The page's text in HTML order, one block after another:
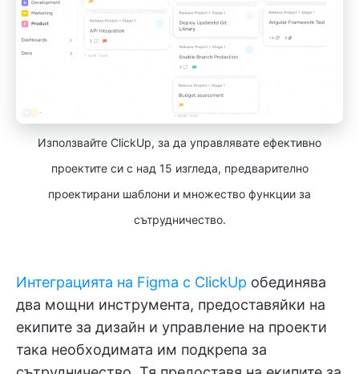
Използвайте ClickUp, за да управлявате ефективно
проектите си с над 15 изгледа, предварително
проектирани шаблони и множество функции за
сътрудничество.
Интеграцията на Figma с ClickUp обединява
два мощни инструмента, предоставяйки на
екипите за дизайн и управление на проекти
така необходимата им подкрепа за